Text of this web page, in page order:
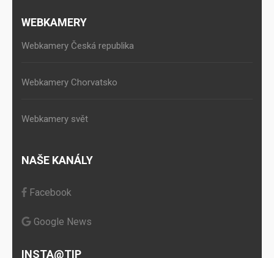
WEBKAMERY
Webkamery Česká republika
Webkamery Chorvatsko
Webkamery svět
NAŠE KANÁLY
Facebook
Google News
INSTA@TIP